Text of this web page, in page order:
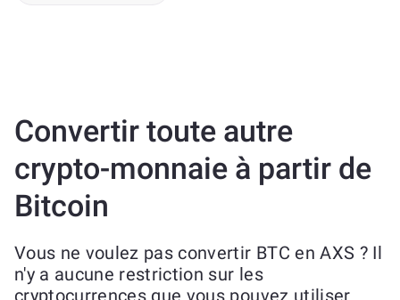
Convertir toute autre
crypto-monnaie à partir de
Bitcoin
Vous ne voulez pas convertir BTC en AXS ? Il
n'y a aucune restriction sur les
cryptocurrences que vous pouvez utiliser